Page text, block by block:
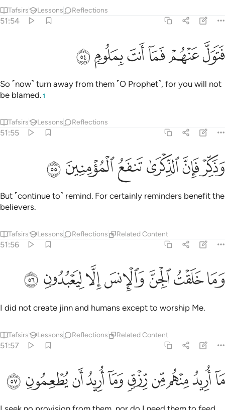
Tafsirs Lessons Reflections
51:54
فتول عنهم فما انت بملوم ٥٤
فَتَوَلَّ عَنْهُمْ فَمَآ أَنتَ بِمَلُومٍۢ ٥٤
ﱗﱘﱙﱚﱛﱜ
So ˹now˺ turn away from them ˹O Prophet˺, for you will not
be blamed. 1
Tafsirs Lessons Reflections
51:55
وذكر فان الذكرى تنفع المومنين ٥٥
وَذَكِّرْ فَإِنَّ ٱلذِّكْرَىٰ تَنفَعُ ٱلْمُؤْمِنِينَ ٥٥
ﱝﱞﱟﱠﱡﱢ
But ˹continue to˺ remind. For certainly reminders benefit the
believers.
Tafsirs Lessons Reflections Related Content
51:56
وما خلقت الجن والانس الا ليعبدون ٥٦
وَمَا خَلَقْتُ ٱلْجِنَّ وَٱلْإِنسَ إِلَّا لِيَعْبُدُونِ ٥٦
ﱣﱤﱥﱦﱧﱨ ﱩ
I did not create jinn and humans except to worship Me.
Tafsirs Lessons Reflections Related Content
51:57
ما اريد منهم من رزق وما اريد ان يطعمون ٥٧
مَآ أُرِيدُ مِنْهُم مِّن رِّزْقٍۢ وَمَآ أُرِيدُ أَن يُطْعِمُونِ ٥٧
ﱪﱫﱬﱭﱮﱯﱰﱱﱲﱳ